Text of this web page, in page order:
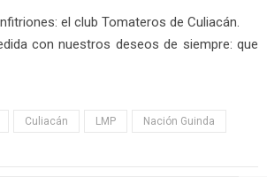
el club Tomateros de Culiacán.
con nuestros deseos de siempre: que
Culiacán LMP Nación Guinda